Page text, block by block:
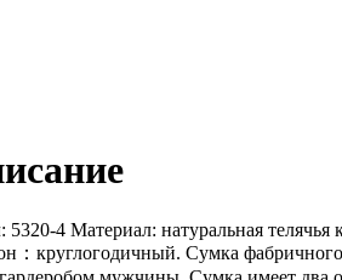
4 Материал: натуральная
：круглогодичный. Сумка